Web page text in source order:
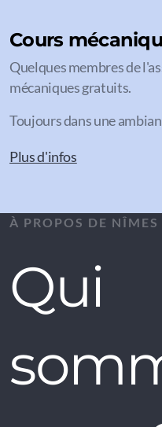
Cours
Quelques membres de
mécaniques gratuits.
Toujours dans une
Plus d'infos
À PROPOS DE
Qui